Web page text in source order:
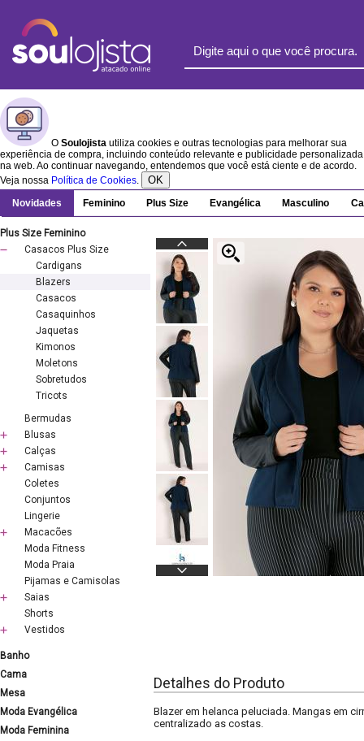
O Soulojista utiliza cookies e outras tecnologias para melhorar sua
experiência de compra, incluindo conteúdo relevante e publicidade personalizada
na web. Ao continuar navegando, entendemos que você está ciente e de acordo.
Veja nossa Política de Cookies. OK
Novidades Feminino Plus Size Evangélica Masculino
Plus Size Feminino
Casacos Plus Size
Cardigans
Blazers
Casacos
Casaquinhos
Jaquetas
Kimonos
Moletons
Sobretudos
Tricots
Bermudas
Blusas
Calças
Camisas
Coletes
Conjuntos
Lingerie
Macacões
Moda Fitness
Moda Praia
Pijamas e Camisolas
Saias
Shorts
Vestidos
Banho
Cama
Mesa
Moda Evangélica
Moda Feminina
Detalhes do Produto
Blazer em helanca peluciada. Mangas em
centralizado as costas.